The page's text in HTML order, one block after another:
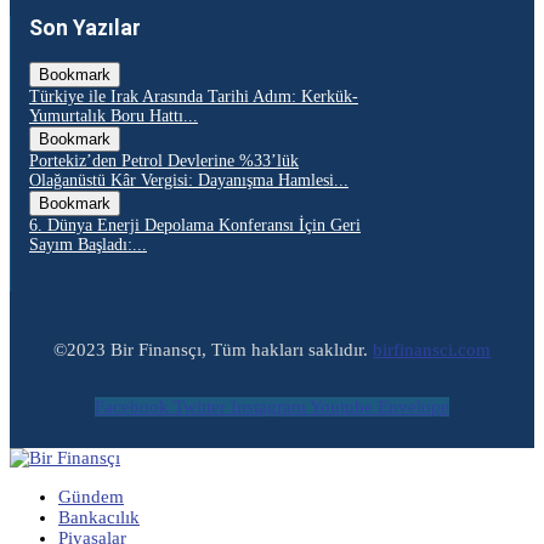
Son Yazılar
Bookmark
Türkiye ile Irak Arasında Tarihi Adım: Kerkük-
Yumurtalık Boru Hattı...
Bookmark
Portekiz’den Petrol Devlerine %33’lük
Olağanüstü Kâr Vergisi: Dayanışma Hamlesi...
Bookmark
6. Dünya Enerji Depolama Konferansı İçin Geri
Sayım Başladı:...
©2023 Bir Finansçı, Tüm hakları saklıdır. birfinansci.com
Facebook Twitter Instagram Youtube Envelope
Gündem
Bankacılık
Piyasalar